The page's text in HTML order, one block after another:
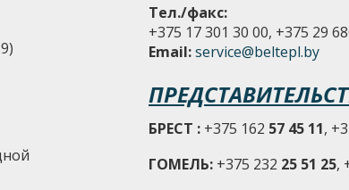
Тел./факс:
+375 17 301 30 00, +375 29
Email:service@beltepl.by
БРЕСТ : +375 162 57 45 11,
ГОМЕЛЬ: +375 232 25 51 25,